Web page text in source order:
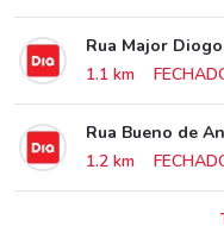
Rua Major
1.1 km
Rua Bueno de
1.2 km